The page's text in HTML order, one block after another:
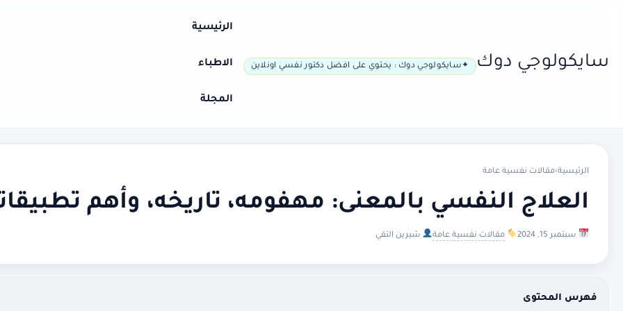
سايكولوجي دوك سايكولوجي دوك : يحتوي على افضل دكتور نفسي اونلاين
الرئيسية
الاطباء
المجلة
الرئيسية›مقالات نفسية عامة
العلاج النفسي بالمعنى: مهفومه، تاريخه، وأهم
سبتمبر 15, 2024 مقالات نفسية عامة شيرين التقي
فهرس المحتوى